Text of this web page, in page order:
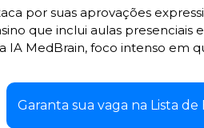
por suas aprovações
que inclui aulas presenciais
IA MedBrain, foco intenso em
Garanta sua vaga na Lista de